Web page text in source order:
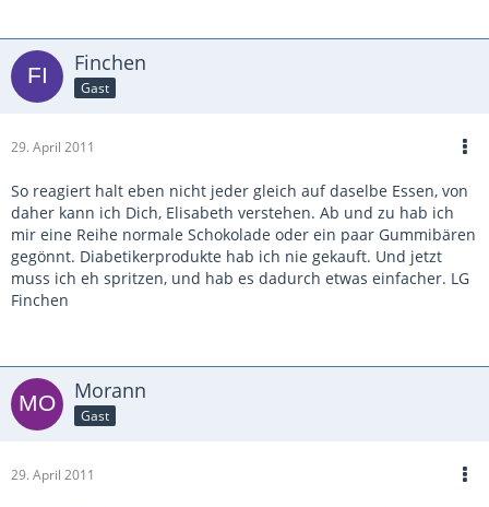
Finchen
Gast
29. April 2011
So reagiert halt eben nicht jeder gleich auf daselbe Essen, von
daher kann ich Dich, Elisabeth verstehen. Ab und zu hab ich
mir eine Reihe normale Schokolade oder ein paar Gummibären
gegönnt. Diabetikerprodukte hab ich nie gekauft. Und jetzt
muss ich eh spritzen, und hab es dadurch etwas einfacher. LG
Finchen
Morann
Gast
29. April 2011